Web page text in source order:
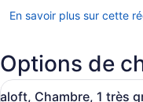
(MEM-
de
Memphis)
En savoir plus sur cette
Options de
Afficher
5
aloft, Chambre, 1 très